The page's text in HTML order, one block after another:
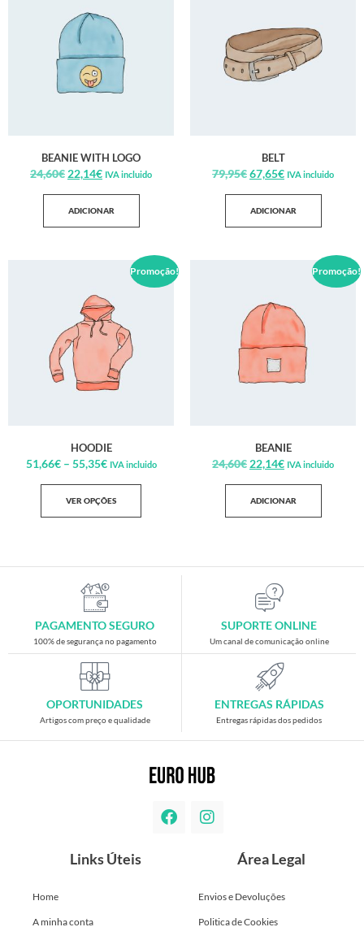
BEANIE WITH LOGO
24,60€ 22,14€ IVA incluido
ADICIONAR
BELT
79,95€67,65€ IVA incluido
ADICIONAR
Promoção!
HOODIE
51,66€ – 55,35€ IVA incluido
VER OPÇÕES
Promoção!
BEANIE
24,60€ 22,14€ IVA incluido
ADICIONAR
PAGAMENTO SEGURO
100% de segurança no pagamento
SUPORTE ONLINE
Um canal de comunicação online
OPORTUNIDADES
Artigos com preço e qualidade
ENTREGAS RÁPIDAS
Entregas rápidas dos pedidos
Links Úteis
Home
A minha conta
Área Legal
Envios e Devoluções
Politica de Cookies